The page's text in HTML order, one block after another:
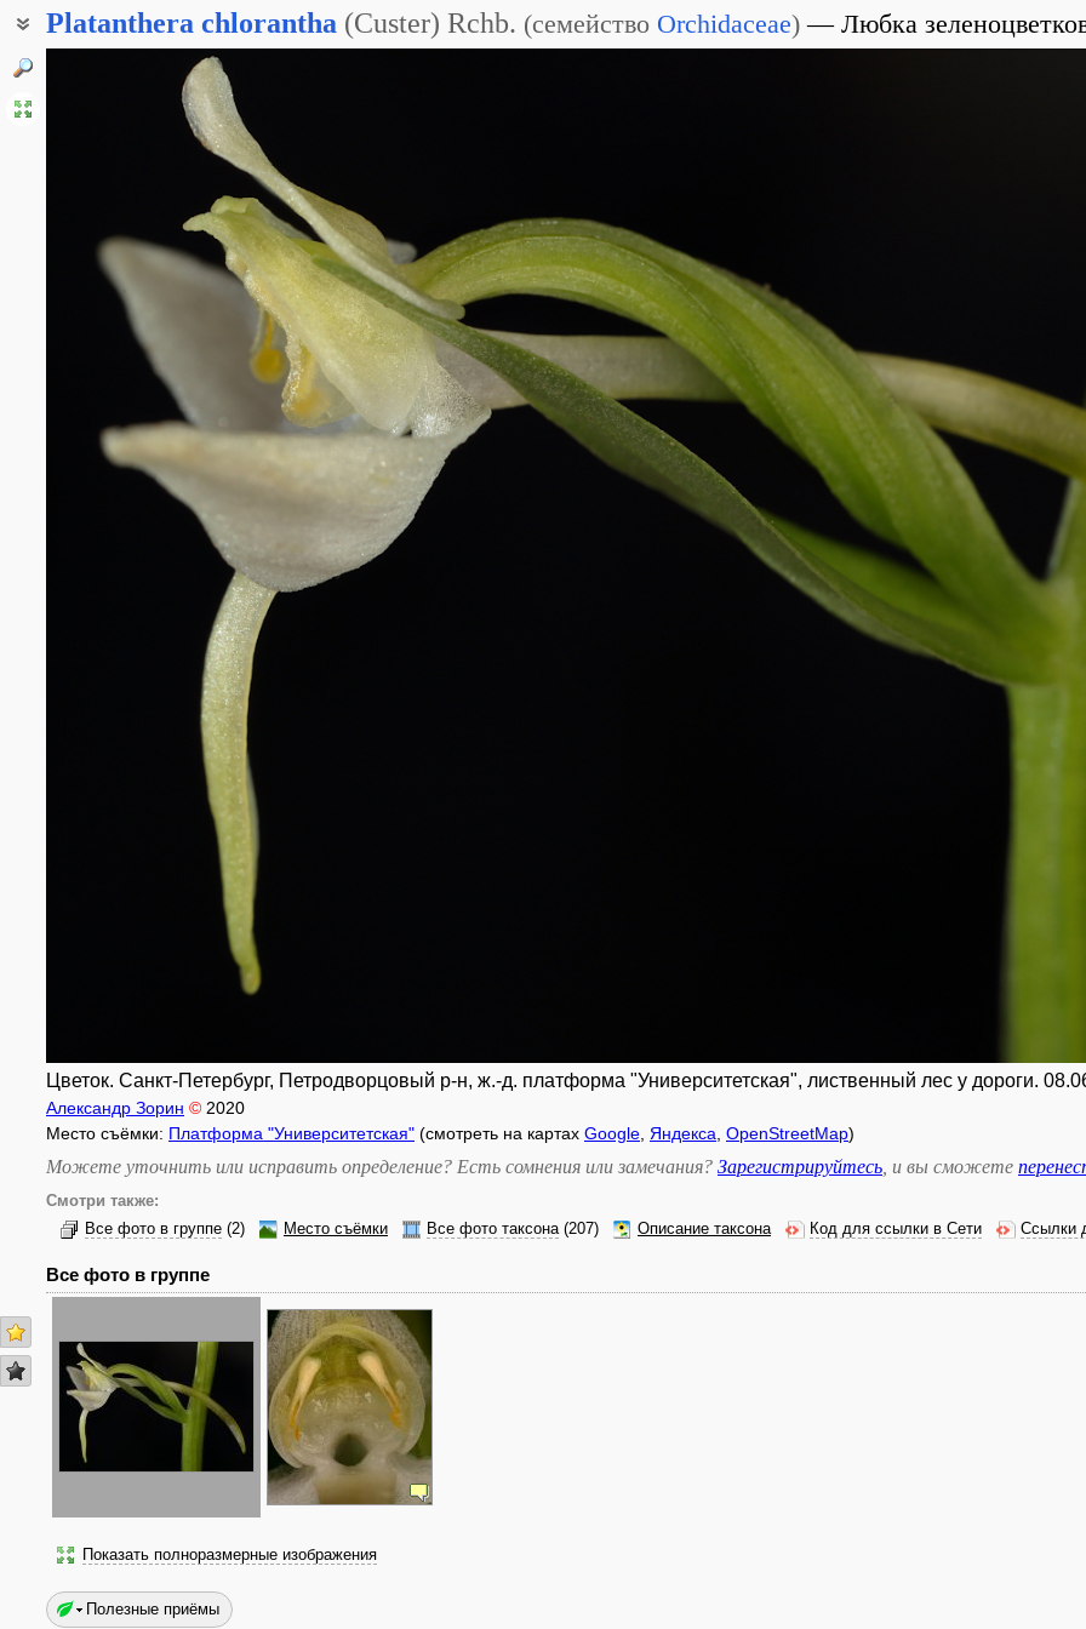
Platanthera chlorantha (Custer) Rchb. (семейство Orchidaceae) Любка
Цветок. Санкт-Петербург, Петродворцовый р-н, ж.-д. платформа "Университетская", лиственный лес у дороги.
Александр Зорин © 2020
Место съёмки: Платформа "Университетская" (смотреть на картах Google Яндекса OpenStreetMap)
Можете уточнить или исправить определение? Есть сомнения или замечания? Зарегистрируйтесь , и вы сможете
Смотри также:
Все фото в группе (2) Место съёмки Все фото таксона(207) Описание таксона Код для ссылки в Сети Ссылки
Все фото в группе
Показать полноразмерные изображения
Полезные приёмы